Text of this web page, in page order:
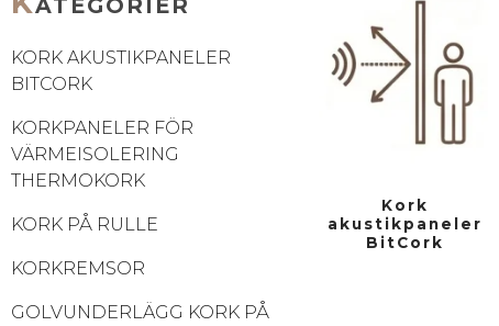
KORK AKUSTIKPANELER
BITCORK
KORKPANELER FÖR
VÄRMEISOLERING
THERMOKORK
KORK PÅ RULLE
KORKREMSOR
GOLVUNDERLÄGG KORK PÅ
Kork
akustikpaneler
BitCork